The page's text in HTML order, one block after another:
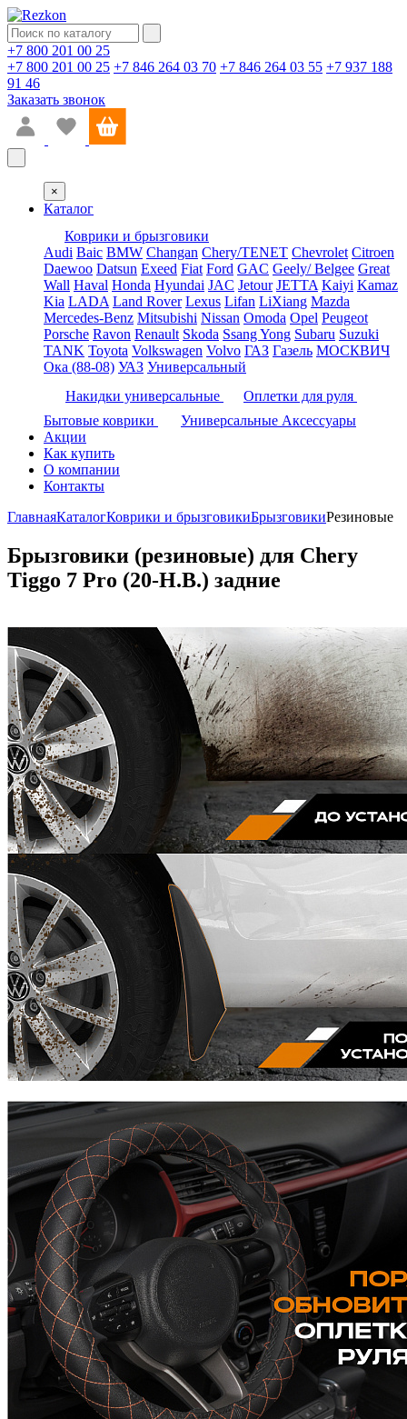
+7 800 201 00 25
+7 800 201 00 25 +7 846 264 03 70 +7 846 264 03 55 +7 937 188
91 46
Заказать звонок
×
Каталог
Коврики и брызговики
Audi Baic BMW Changan Chery/TENET Chevrolet Citroen
Daewoo Datsun Exeed Fiat Ford GAC Geely/ Belgee Great
Wall Haval Honda Hyundai JAC Jetour JETTA Kaiyi Kamaz
Kia LADA Land Rover Lexus Lifan LiXiang Mazda
Mercedes-Benz Mitsubishi Nissan Omoda Opel Peugeot
Porsche Ravon Renault Skoda Ssang Yong Subaru Suzuki
TANK Toyota Volkswagen Volvo ГАЗ Газель МОСКВИЧ
Ока (88-08) УАЗ Универсальный
Накидки универсальные
Оплетки для руля
Бытовые коврики
Универсальные Аксессуары
Акции
Как купить
О компании
Контакты
ГлавнаяКаталогКоврики и брызговикиБрызговикиРезиновые
Брызговики (резиновые) для Chery
Tiggo 7 Pro (20-Н.В.) задние